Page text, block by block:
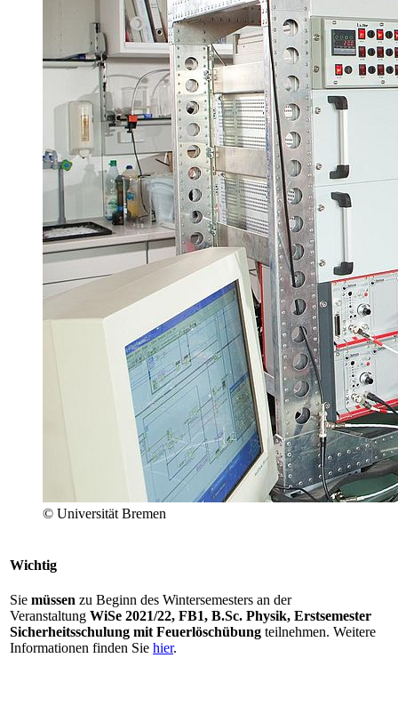
© Universität Bremen
Wichtig
Sie müssen zu Beginn des Wintersemesters an der
Veranstaltung WiSe 2021/22, FB1, B.Sc. Physik, Erstsemester
Sicherheitsschulung mit Feuerlöschübung teilnehmen. Weitere
Informationen finden Sie hier.